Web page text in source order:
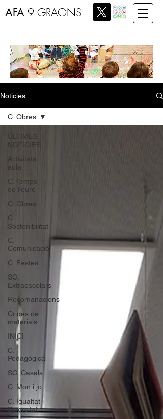
AFA 9 GRAONS
Noticies
ÚLTIMES
NOTÍCIES
Activitats
aula
C. Temps
de lleure
C. Obres
C.
Sostenibilitat
C.
Comunicació
C. Festes
SC.
Extraescolars
Recomanacions
Crides de
materials
INICI
C.
Pedagògica
SC. Casals
C. Mon i jo
C. Igualtat i
Diversitat
C. Obres